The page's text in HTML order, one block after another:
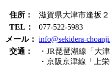
住所：
滋賀県大津市逢坂
TEL：
077-522-5983
メール： info@sekidera-
交通：
・JR琵琶湖線「大
・京阪京津線「上